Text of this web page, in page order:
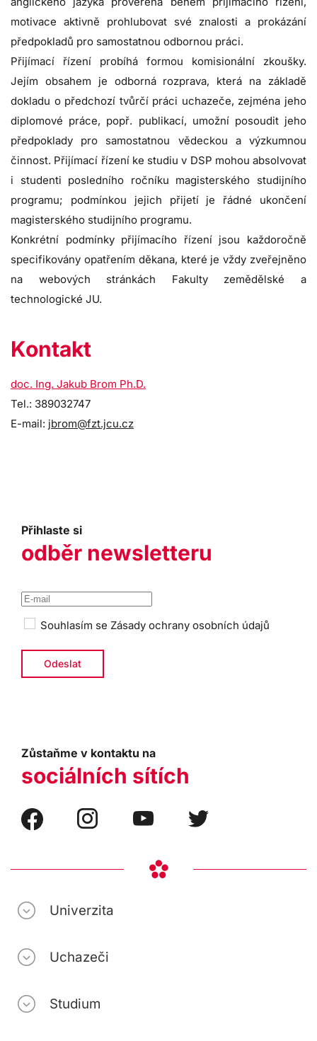
motivace aktivně prohlubovat své znalosti a prokázání
předpokladů pro samostatnou odbornou práci.
Přijímací řízení probíhá formou komisionální zkoušky.
Jejím obsahem je odborná rozprava, která na základě
dokladu o předchozí tvůrčí práci uchazeče, zejména jeho
diplomové práce, popř. publikací, umožní posoudit jeho
předpoklady pro samostatnou vědeckou a výzkumnou
činnost. Přijímací řízení ke studiu v DSP mohou absolvovat
i studenti posledního ročníku magisterského studijního
programu; podmínkou jejich přijetí je řádné ukončení
magisterského studijního programu.
Konkrétní podmínky přijímacího řízení jsou každoročně
specifikovány opatřením děkana, které je vždy zveřejněno
na webových stránkách Fakulty zemědělské a
technologické JU.
Kontakt
doc. Ing. Jakub Brom Ph.D.
Tel.: 389032747
E-mail: jbrom@fzt.jcu.cz
Přihlaste si
odběr newsletteru
Souhlasím se Zásady ochrany osobních údajů
Zůstaňme v kontaktu na
sociálních sítích
Univerzita
Uchazeči
Studium